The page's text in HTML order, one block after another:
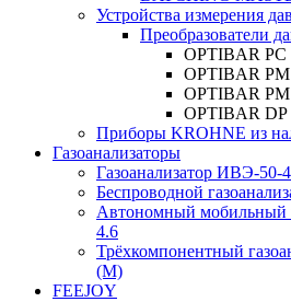
Устройства измерения
Преобразователи
OPTIBAR PC
OPTIBAR PM
OPTIBAR PM
OPTIBAR DP
Приборы KROHNE из
Газоанализаторы
Газоанализатор ИВЭ-50-
Беспроводной
Автономный мобильный
4.6
Трёхкомпонентный
(М)
FEEJOY